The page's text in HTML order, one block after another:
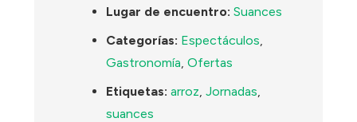
Lugar de encuentro: Suances
Categorías: Espectáculos,
Gastronomía,Ofertas
Etiquetas: arroz,Jornadas,
suances